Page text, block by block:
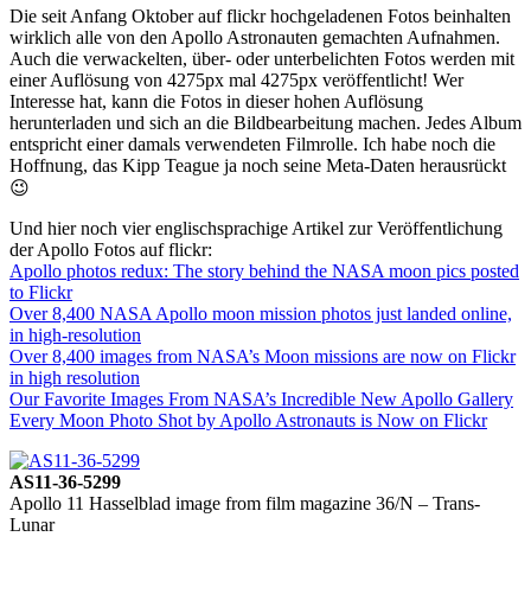
Die seit Anfang Oktober auf flickr hochgeladenen Fotos beinhalten
wirklich alle von den Apollo Astronauten gemachten Aufnahmen.
Auch die verwackelten, über- oder unterbelichten Fotos werden mit
einer Auflösung von 4275px mal 4275px veröffentlicht! Wer
Interesse hat, kann die Fotos in dieser hohen Auflösung
herunterladen und sich an die Bildbearbeitung machen. Jedes Album
entspricht einer damals verwendeten Filmrolle. Ich habe noch die
Hoffnung, das Kipp Teague ja noch seine Meta-Daten herausrückt
😉
Und hier noch vier englischsprachige Artikel zur Veröffentlichung
der Apollo Fotos auf flickr:
Apollo photos redux: The story behind the NASA moon pics posted
to Flickr
Over 8,400 NASA Apollo moon mission photos just landed online,
in high-resolution
Over 8,400 images from NASA’s Moon missions are now on Flickr
in high resolution
Our Favorite Images From NASA’s Incredible New Apollo Gallery
Every Moon Photo Shot by Apollo Astronauts is Now on Flickr
AS11-36-5299
Apollo 11 Hasselblad image from film magazine 36/N – Trans-
Lunar